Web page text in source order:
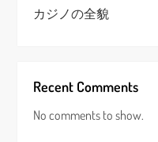
カジノの全貌
Recent Comments
No comments to show.